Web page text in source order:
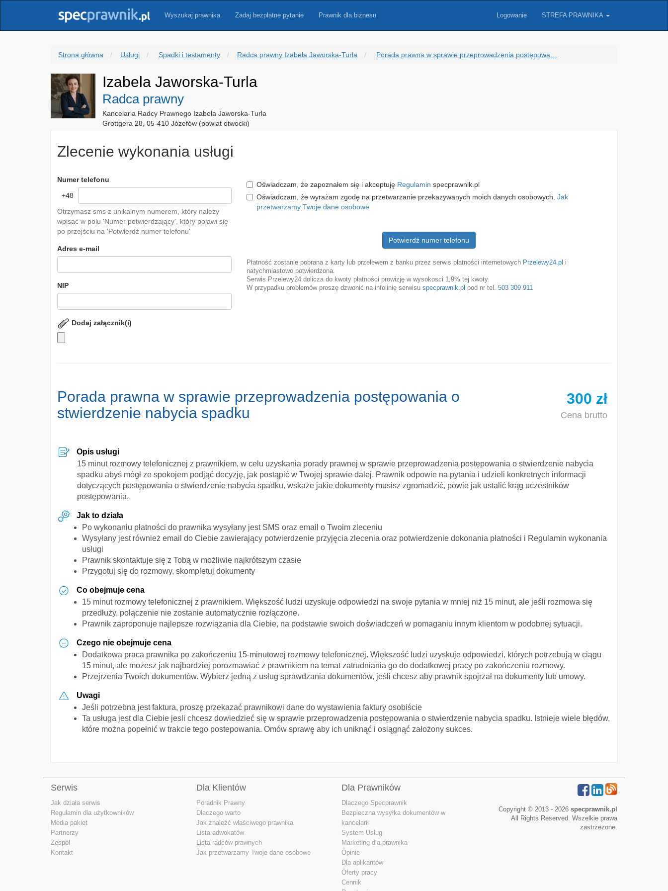
Wyszukaj prawnika Zadaj bezpłatne pytanie Prawnik dla biznesu Logowanie STREFA PRAWNIKA
Strona główna Usługi Spadki i testamenty Radca prawny Izabela Jaworska-Turla Porada prawna w sprawie przeprowadzenia postępowa…
Izabela Jaworska-Turla
Radca prawny
Kancelaria Radcy Prawnego Izabela Jaworska-Turla
Grottgera 28, 05-410 Józefów (powiat otwocki)
Zlecenie wykonania usługi
Numer telefonu
+48
Otrzymasz sms z unikalnym numerem, który należy
wpisać w polu 'Numer potwierdzający', który pojawi się
po przejściu na 'Potwierdź numer telefonu'
Adres e-mail
NIP
Dodaj załącznik(i)
Oświadczam, że zapoznałem się i akceptuję Regulamin specprawnik.pl
Oświadczam, że wyrażam zgodę na przetwarzanie przekazywanych moich danych osobowych.Jak
przetwarzamy Twoje dane osobowe
Potwierdź numer telefonu
Płatność zostanie pobrana z karty lub przelewem z banku przez serwis płatności internetowych Przelewy24.pl i
natychmiastowo potwierdzona.
Serwis Przelewy24 dolicza do kwoty płatności prowizję w wysokosci 1,9% tej kwoty.
W przypadku problemów proszę dzwonić na infolinię serwisuspecprawnik.pl pod nr tel.503 309 911
Porada prawna w sprawie przeprowadzenia postępowania o
stwierdzenie nabycia spadku
300 zł
Cena brutto
Opis usługi
15 minut rozmowy telefonicznej z prawnikiem, w celu uzyskania porady prawnej w sprawie przeprowadzenia postępowania o stwierdzenie nabycia
spadku abyś mógł ze spokojem podjąć decyzję, jak postąpić w Twojej sprawie dalej. Prawnik odpowie na pytania i udzieli konkretnych informacji
dotyczących postępowania o stwierdzenie nabycia spadku, wskaże jakie dokumenty musisz zgromadzić, powie jak ustalić krąg uczestników
postępowania.
Jak to działa
Po wykonaniu płatności do prawnika wysyłany jest SMS oraz email o Twoim zleceniu
Wysyłany jest również email do Ciebie zawierający potwierdzenie przyjęcia zlecenia oraz potwierdzenie dokonania płatności i Regulamin wykonania
usługi
Prawnik skontaktuje się z Tobą w możliwie najkrótszym czasie
Przygotuj się do rozmowy, skompletuj dokumenty
Co obejmuje cena
15 minut rozmowy telefonicznej z prawnikiem. Większość ludzi uzyskuje odpowiedzi na swoje pytania w mniej niż 15 minut, ale jeśli rozmowa się
przedłuży, połączenie nie zostanie automatycznie rozłączone.
Prawnik zaproponuje najlepsze rozwiązania dla Ciebie, na podstawie swoich doświadczeń w pomaganiu innym klientom w podobnej sytuacji.
Czego nie obejmuje cena
Dodatkowa praca prawnika po zakończeniu 15-minutowej rozmowy telefonicznej. Większość ludzi uzyskuje odpowiedzi, których potrzebują w ciągu
15 minut, ale możesz jak najbardziej porozmawiać z prawnikiem na temat zatrudniania go do dodatkowej pracy po zakończeniu rozmowy.
Przejrzenia Twoich dokumentów. Wybierz jedną z usług sprawdzania dokumentów, jeśli chcesz aby prawnik spojrzał na dokumenty lub umowy.
Uwagi
Jeśli potrzebna jest faktura, proszę przekazać prawnikowi dane do wystawienia faktury osobiście
Ta usługa jest dla Ciebie jesli chcesz dowiedzieć się w sprawie przeprowadzenia postępowania o stwierdzenie nabycia spadku. Istnieje wiele błędów,
które można popełnić w trakcie tego postepowania. Omów sprawę aby ich uniknąć i osiągnąć założony sukces.
Serwis
Jak działa serwis
Regulamin dla użytkowników
Media pakiet
Partnerzy
Zespół
Kontakt
Dla Klientów
Poradnik Prawny
Dlaczego warto
Jak znależć właściwego prawnika
Lista adwokatów
Lista radców prawnych
Jak przetwarzamy Twoje dane osobowe
Dla Prawników
Dlaczego Specprawnik
Bezpieczna wysyłka dokumentów w
kancelarii
System Usług
Marketing dla prawnika
Opinie
Dla aplikantów
Oferty pracy
Cennik
Copyright © 2013 - 2026 specprawnik.pl
All Rights Reserved. Wszelkie prawa
zastrzeżone.